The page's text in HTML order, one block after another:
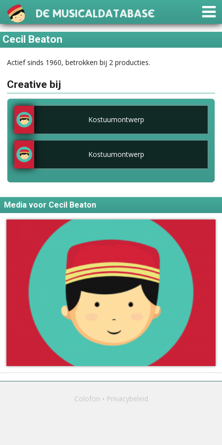
De Musicaldatabase
Cecil Beaton
Actief sinds 1960, betrokken bij 2 producties.
Creative bij
Kostuumontwerp
Kostuumontwerp
Media voor Cecil Beaton
Colofon Privacybeleid